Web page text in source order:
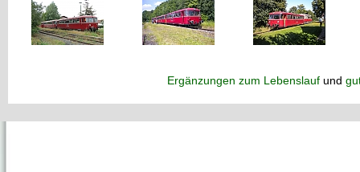
Ergänzungen zum Lebenslaufund